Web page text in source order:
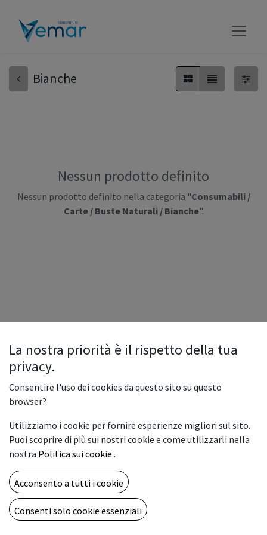
Bianche
Nessun prodotto definito
Nessun prodotto definito nella categoria "Consumabili /
Carte / Buste Naturali / Bianche".
Copyright © Vemar sas
La nostra priorità è il rispetto della tua
privacy.
Consentire l'uso dei cookies da questo sito su questo
browser?
Utilizziamo i cookie per fornire esperienze migliori sul sito.
Puoi scoprire di più sui nostri cookie e come utilizzarli nella
nostra Politica sui cookie .
Acconsento a tutti i cookie
Consenti solo cookie essenziali